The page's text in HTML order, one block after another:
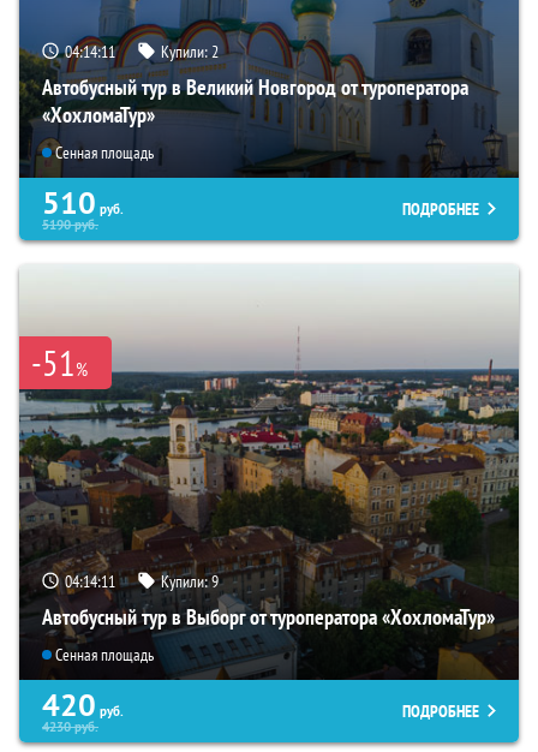
04:14:10 Купили:2
Автобусный тур в Великий Новгород от туроператора
«ХохломаТур»
Сенная площадь
510 руб.
5190руб.
ПОДРОБНЕЕ
-51%
04:14:10 Купили:9
Автобусный тур в Выборг от туроператора «ХохломаТур»
Сенная площадь
420 руб.
4230руб.
ПОДРОБНЕЕ